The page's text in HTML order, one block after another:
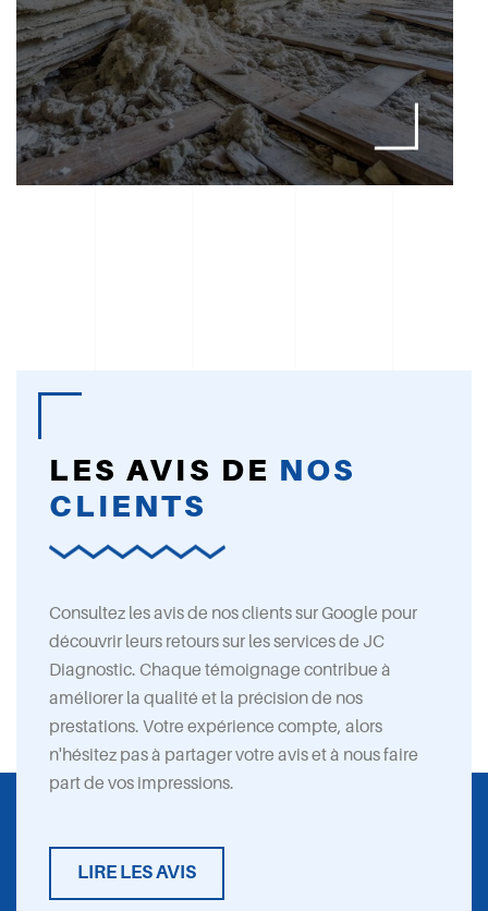
détecte la présence de termites dans un bien et
vise à éviter leur propagation destructrice.
LES AVIS DE NOS
CLIENTS
Consultez les avis de nos clients sur Google pour
découvrir leurs retours sur les services de JC
Diagnostic. Chaque témoignage contribue à
améliorer la qualité et la précision de nos
prestations. Votre expérience compte, alors
n'hésitez pas à partager votre avis et à nous faire
part de vos impressions.
LIRE LES AVIS